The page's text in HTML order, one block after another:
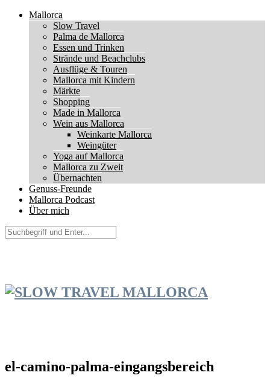
Mallorca
Slow Travel
Palma de Mallorca
Essen und Trinken
Strände und Beachclubs
Ausflüge & Touren
Mallorca mit Kindern
Märkte
Shopping
Made in Mallorca
Wein aus Mallorca
Weinkarte Mallorca
Weingüter
Yoga auf Mallorca
Mallorca zu Zweit
Übernachten
Genuss-Freunde
Mallorca Podcast
Über mich
el-camino-palma-eingangsbereich